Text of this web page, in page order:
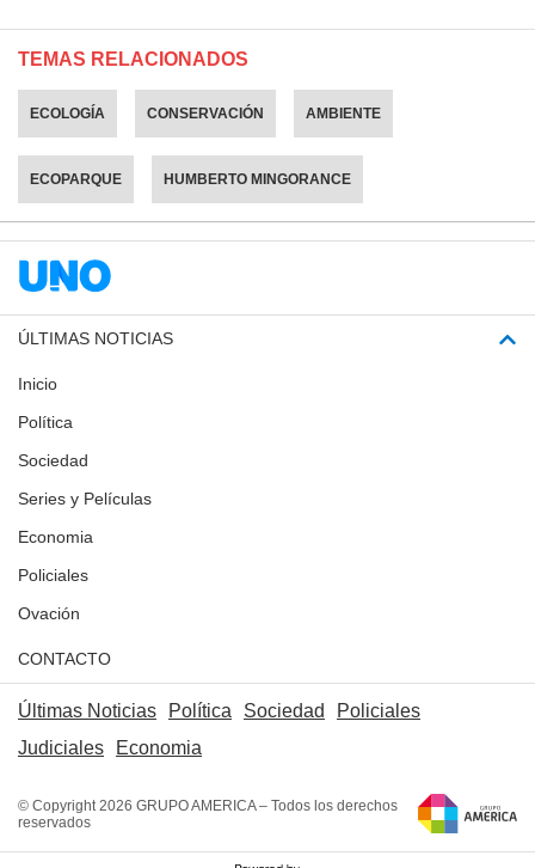
TEMAS RELACIONADOS
ECOLOGÍA CONSERVACIÓN AMBIENTE
ECOPARQUE HUMBERTO MINGORANCE
ÚLTIMAS NOTICIAS
Inicio
Política
Sociedad
Series y Películas
Economia
Policiales
Ovación
CONTACTO
Últimas Noticias Política Sociedad
Policiales
Judiciales
Economia
© Copyright 2026 GRUPO AMERICA – Todos los derechos
reservados